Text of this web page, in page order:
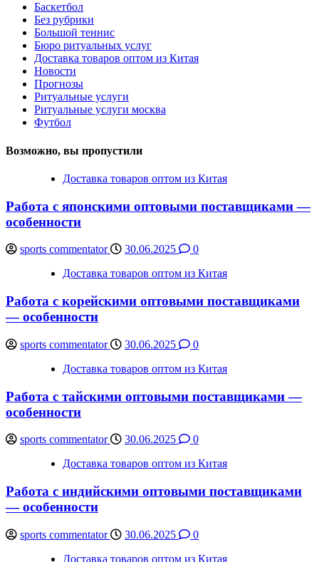
Баскетбол
Без рубрики
Большой теннис
Бюро ритуальных услуг
Доставка товаров оптом из Китая
Новости
Прогнозы
Ритуальные услуги
Ритуальные услуги москва
Футбол
Возможно, вы пропустили
Доставка товаров оптом из Китая
Работа с японскими оптовыми поставщиками —
особенности
sports commentator 30.06.2025
0
Доставка товаров оптом из Китая
Работа с корейскими оптовыми поставщиками
— особенности
sports commentator 30.06.2025
0
Доставка товаров оптом из Китая
Работа с тайскими оптовыми поставщиками —
особенности
sports commentator 30.06.2025
0
Доставка товаров оптом из Китая
Работа с индийскими оптовыми поставщиками
— особенности
sports commentator 30.06.2025
0
Доставка товаров оптом из Китая